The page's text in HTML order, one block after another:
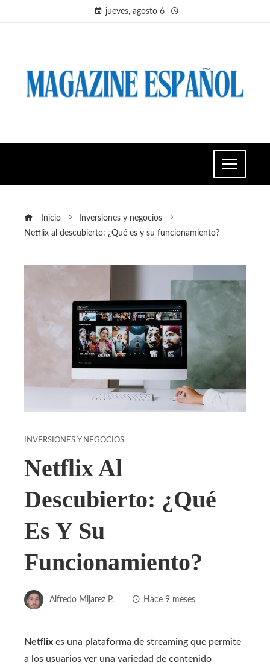
jueves, agosto 6
Inicio
Inversiones y negocios
Netflix al descubierto: ¿Qué es y su funcionamiento?
INVERSIONES Y NEGOCIOS
Netflix Al
Descubierto: ¿Qué
Es Y Su
Funcionamiento?
Alfredo Mijarez P. Hace 9 meses
Netflix es una plataforma de streaming que permite
a los usuarios ver una variedad de contenido